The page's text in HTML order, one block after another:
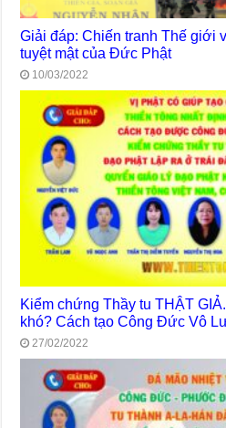
Giải đáp: Chiến tranh Thế giới
tuyệt mật của Đức Phật
10/03/2022
Kiểm chứng Thầy tu THẬT
khó? Cách tạo Công Đức Vô
27/02/2022